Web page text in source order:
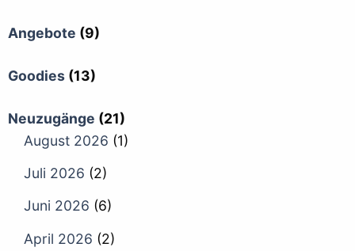
Angebote (9)
Goodies (13)
Neuzugänge (21)
August 2026 (1)
Juli 2026 (2)
Juni 2026 (6)
April 2026 (2)